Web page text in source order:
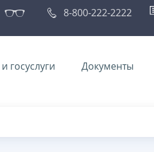
8-800-222-2222
госуслуги Документы